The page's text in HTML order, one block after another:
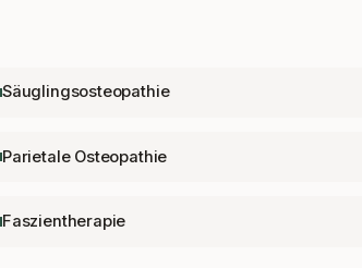
Säuglingsosteopathie
Parietale Osteopathie
Faszientherapie